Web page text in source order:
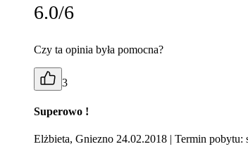
6.0/6
Czy ta opinia była pomocna?
3
Superowo !
Elżbieta, Gniezno 24.02.2018 | Termin pobytu: